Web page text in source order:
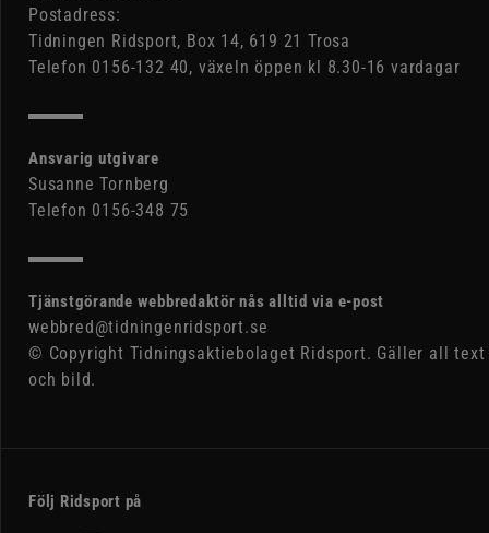
Postadress:
Tidningen Ridsport, Box 14, 619 21 Trosa
Telefon 0156-132 40, växeln öppen kl 8.30-16 vardagar
Ansvarig utgivare
Susanne Tornberg
Telefon 0156-348 75
Tjänstgörande webbredaktör nås alltid via e-post
webbred@tidningenridsport.se
© Copyright Tidningsaktiebolaget Ridsport. Gäller all text
och bild.
Följ Ridsport på